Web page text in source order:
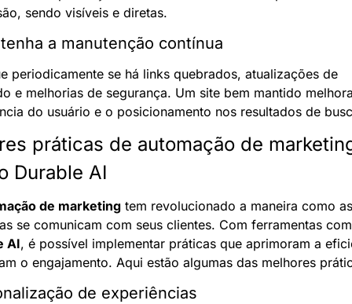
sendo visíveis e diretas.
a manutenção contínua
periodicamente se há links quebrados, atualizações de
e melhorias de segurança. Um site bem mantido
do usuário e o posicionamento nos resultados de
práticas de automação de
Durable AI
de marketing tem revolucionado a maneira como as
AI, é possível implementar práticas que aprimoram a
o engajamento. Aqui estão algumas das melhores
de experiências